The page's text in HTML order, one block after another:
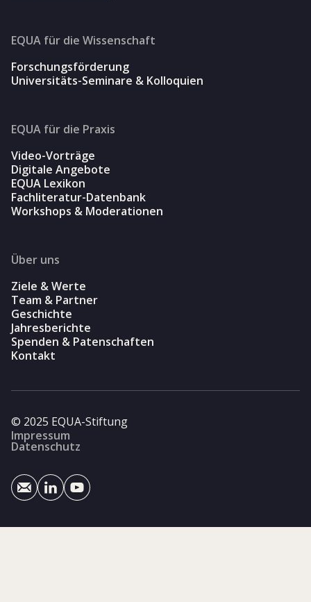
EQUA für die Wissenschaft
Forschungsförderung
Universitäts-Seminare & Kolloquien
EQUA für die Praxis
Video-Vorträge
Digitale Angebote
EQUA Lexikon
Fachliteratur-Datenbank
Workshops & Moderationen
Über uns
Ziele & Werte
Team & Partner
Geschichte
Jahresberichte
Spenden & Patenschaften
Kontakt
© 2025 EQUA-Stiftung
Impressum
Datenschutz